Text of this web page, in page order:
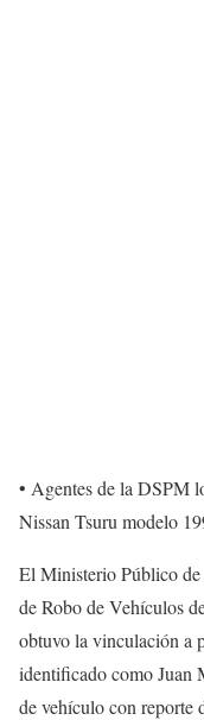
• Agentes de la DSPM
Nissan Tsuru modelo
El Ministerio Público
de Robo de Vehículos
obtuvo la vinculación a
identificado como Juan
de vehículo con reporte